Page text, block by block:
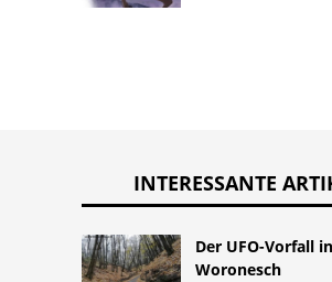
INTERESSANTE
Der UFO-Vorfall in
Woronesch